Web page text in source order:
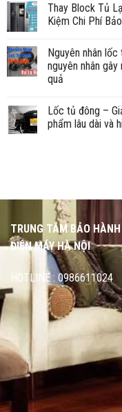
Thay Block Tủ
Kiệm Chi Phí
Nguyên nhân
nguyên nhân
quả
Lốc tủ đông –
phẩm lâu dài và
TRUNG TÂM BẢO HÀNH
ĐIỆN MÁY HÀ NỘI
HOTLINE : 0986611024